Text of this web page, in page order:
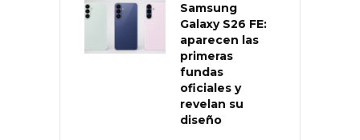
Samsung
Galaxy S26 FE:
aparecen las
primeras
fundas
oficiales y
revelan su
diseño